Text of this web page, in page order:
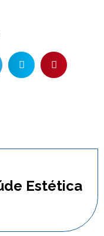
Estética